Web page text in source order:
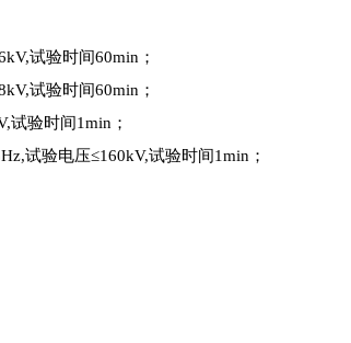
试验时间60min；
试验时间60min；
试验时间1min；
试验电压≤160kV,试验时间1min；